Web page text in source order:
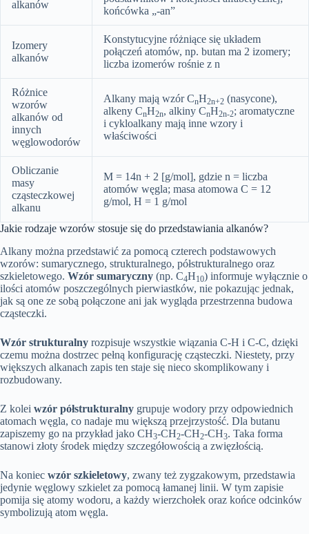
alkanów
końcówka „-an”
Izomery
alkanów
Konstytucyjne różniące się układem
połączeń atomów, np. butan ma 2 izomery;
liczba izomerów rośnie z n
Różnice
wzorów
alkanów od
innych
węglowodorów
Alkany mają wzór CnH2n+2 (nasycone),
alkeny CnH2n, alkiny CnH2n-2; aromatyczne
i cykloalkany mają inne wzory i
właściwości
Obliczanie
masy
cząsteczkowej
alkanu
M = 14n + 2 [g/mol], gdzie n = liczba
atomów węgla; masa atomowa C = 12
g/mol, H = 1 g/mol
Jakie rodzaje wzorów stosuje się do przedstawiania alkanów?
Alkany można przedstawić za pomocą czterech podstawowych
wzorów: sumarycznego, strukturalnego, półstrukturalnego oraz
szkieletowego. Wzór sumaryczny (np. C4H10) informuje wyłącznie o
ilości atomów poszczególnych pierwiastków, nie pokazując jednak,
jak są one ze sobą połączone ani jak wygląda przestrzenna budowa
cząsteczki.
Wzór strukturalny rozpisuje wszystkie wiązania C-H i C-C, dzięki
czemu można dostrzec pełną konfigurację cząsteczki. Niestety, przy
większych alkanach zapis ten staje się nieco skomplikowany i
rozbudowany.
Z kolei wzór półstrukturalny grupuje wodory przy odpowiednich
atomach węgla, co nadaje mu większą przejrzystość. Dla butanu
zapiszemy go na przykład jako CH3-CH2-CH2-CH3. Taka forma
stanowi złoty środek między szczegółowością a zwięzłością.
Na koniec wzór szkieletowy, zwany też zygzakowym, przedstawia
jedynie węglowy szkielet za pomocą łamanej linii. W tym zapisie
pomija się atomy wodoru, a każdy wierzchołek oraz końce odcinków
symbolizują atom węgla.